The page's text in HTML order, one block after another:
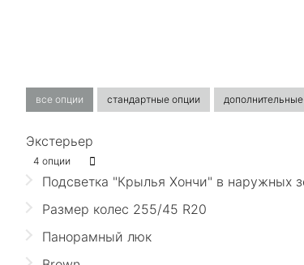
все опции стандартные опции
Экстерьер
4 опции
Подсветка "Крылья Хончи" в наружных
Размер колес 255/45 R20
Панорамный люк